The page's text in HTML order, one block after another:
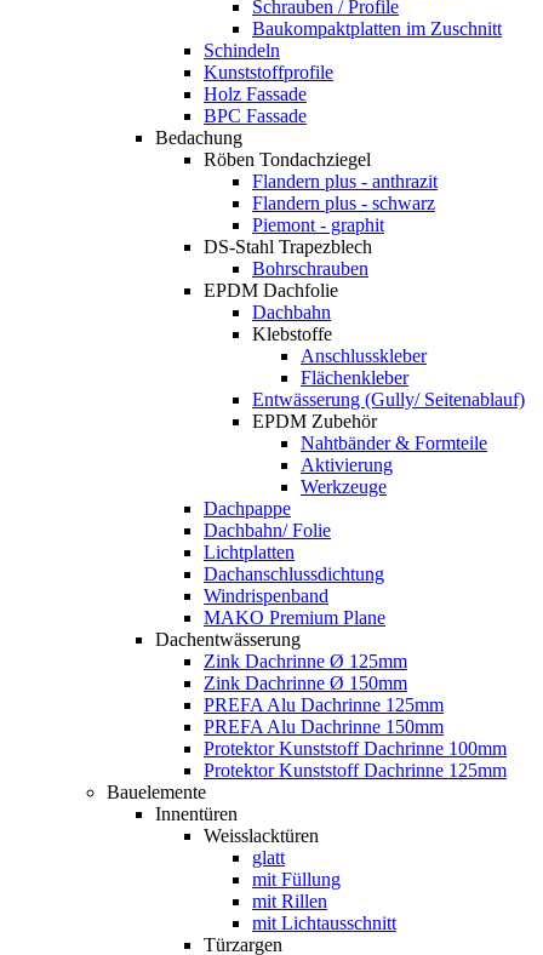
Schrauben / Profile
Baukompaktplatten im Zuschnitt
Schindeln
Kunststoffprofile
Holz Fassade
BPC Fassade
Bedachung
Röben Tondachziegel
Flandern plus - anthrazit
Flandern plus - schwarz
Piemont - graphit
DS-Stahl Trapezblech
Bohrschrauben
EPDM Dachfolie
Dachbahn
Klebstoffe
Anschlusskleber
Flächenkleber
Entwässerung (Gully/ Seitenablauf)
EPDM Zubehör
Nahtbänder & Formteile
Aktivierung
Werkzeuge
Dachpappe
Dachbahn/ Folie
Lichtplatten
Dachanschlussdichtung
Windrispenband
MAKO Premium Plane
Dachentwässerung
Zink Dachrinne Ø 125mm
Zink Dachrinne Ø 150mm
PREFA Alu Dachrinne 125mm
PREFA Alu Dachrinne 150mm
Protektor Kunststoff Dachrinne 100mm
Protektor Kunststoff Dachrinne 125mm
Bauelemente
Innentüren
Weisslacktüren
glatt
mit Füllung
mit Rillen
mit Lichtausschnitt
Türzargen